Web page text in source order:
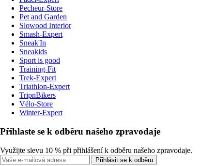
Pecheur-Store
Pet and Garden
Slowood Interior
Smash-Expert
Sneak'In
Sneakids
Sport is good
Training-Fit
Trek-Expert
Triathlon-Expert
TripnBikers
Vélo-Store
Winter-Expert
Přihlaste se k odběru našeho zpravodaje
Využijte slevu 10 % při přihlášení k odběru našeho zpravodaje.
Přihlásit se k odběru